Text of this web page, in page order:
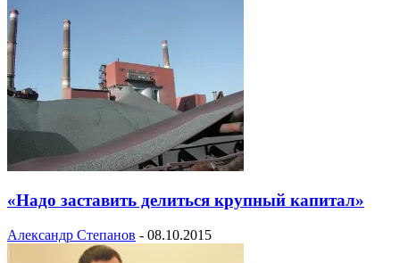
«Надо заставить делиться крупный капитал»
Александр Степанов - 08.10.2015